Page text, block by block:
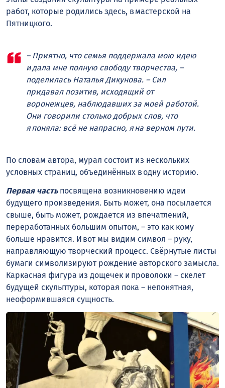
работ, которые родились здесь, в мастерской на
Пятницкого.
– Приятно, что семья поддержала мою идею
и дала мне полную свободу творчества, –
поделилась Наталья Дикунова. – Сил
придавал позитив, исходящий от
воронежцев, наблюдавших за моей работой.
Они говорили столько добрых слов, что
я поняла: всё не напрасно, я на верном пути.
По словам автора, мурал состоит из нескольких
условных страниц, объединённых в одну историю.
Первая частьпосвящена возникновению идеи
будущего произведения. Быть может, она посылается
свыше, быть может, рождается из впечатлений,
переработанных большим опытом, – это как кому
больше нравится. И вот мы видим символ – руку,
направляющую творческий процесс. Свёрнутые листы
бумаги символизируют рождение авторского замысла.
Каркасная фигура из дощечек и проволоки – скелет
будущей скульптуры, которая пока – непонятная,
неоформившаяся сущность.